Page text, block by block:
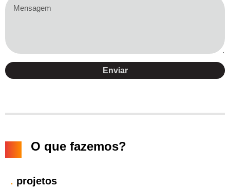
Enviar
O que fazemos?
. projetos